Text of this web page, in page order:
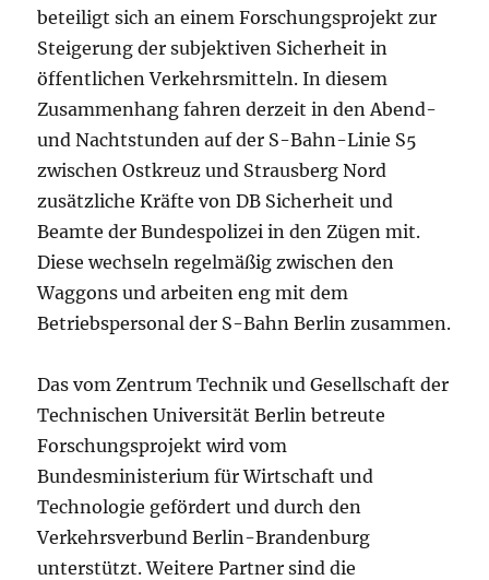
beteiligt sich an einem Forschungsprojekt zur
Steigerung der subjektiven Sicherheit in
öffentlichen Verkehrsmitteln. In diesem
Zusammenhang fahren derzeit in den Abend-
und Nachtstunden auf der S-Bahn-Linie S5
zwischen Ostkreuz und Strausberg Nord
zusätzliche Kräfte von DB Sicherheit und
Beamte der Bundespolizei in den Zügen mit.
Diese wechseln regelmäßig zwischen den
Waggons und arbeiten eng mit dem
Betriebspersonal der S-Bahn Berlin zusammen.
Das vom Zentrum Technik und Gesellschaft der
Technischen Universität Berlin betreute
Forschungsprojekt wird vom
Bundesministerium für Wirtschaft und
Technologie gefördert und durch den
Verkehrsverbund Berlin-Brandenburg
unterstützt. Weitere Partner sind die